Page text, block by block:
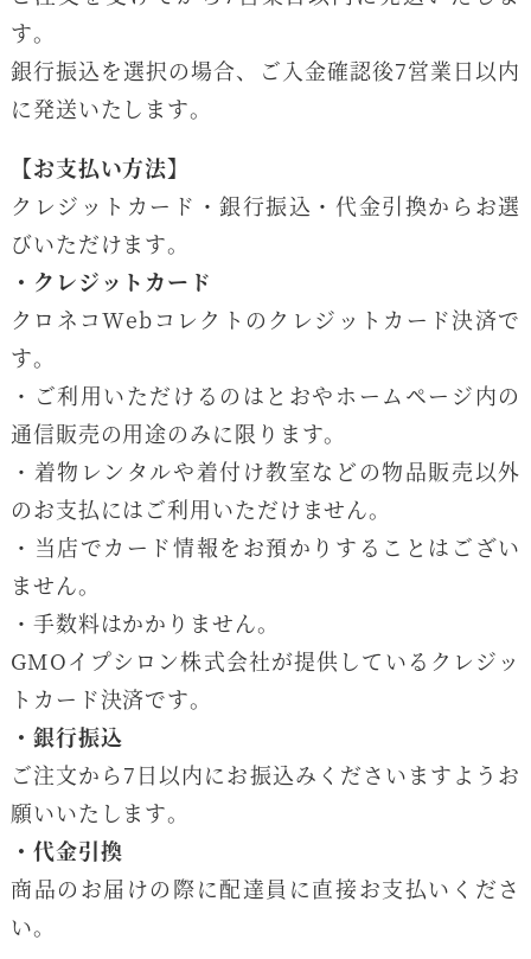
す。
銀行振込を選択の場合、ご入金確認後7営業日以内
に発送いたします。
【お支払い方法】
クレジットカード・銀行振込・代金引換からお選
びいただけます。
・クレジットカード
クロネコWebコレクトのクレジットカード決済で
す。
・ご利用いただけるのはとおやホームページ内の
通信販売の用途のみに限ります。
・着物レンタルや着付け教室などの物品販売以外
のお支払にはご利用いただけません。
・当店でカード情報をお預かりすることはござい
ません。
・手数料はかかりません。
GMOイプシロン株式会社が提供しているクレジッ
トカード決済です。
・銀行振込
ご注文から7日以内にお振込みくださいますようお
願いいたします。
・代金引換
商品のお届けの際に配達員に直接お支払いくださ
い。